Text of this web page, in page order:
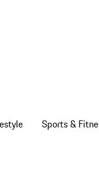
lifestyle Sports &